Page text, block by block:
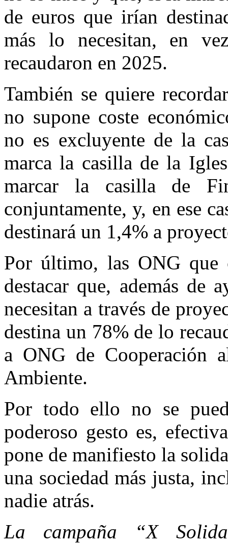
de euros que irían
más lo necesitan, en
recaudaron en 2025.
También se quiere
no supone coste
no es excluyente de la
marca la casilla de la
marcar la casilla de
conjuntamente, y, en ese
destinará un 1,4% a
Por último, las ONG que
destacar que, además de
necesitan a través de
destina un 78% de lo
a ONG de Cooperación
Ambiente.
Por todo ello no se
poderoso gesto es,
pone de manifiesto la
una sociedad más justa,
nadie atrás.
La campaña “X